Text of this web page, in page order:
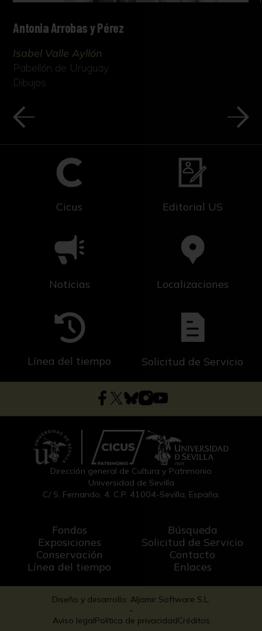
Antonia Arrobas y Pérez
Isabel Valle Ayllón
Pabellón de Uruguay
Dibujos
Cicus Editorial US
Noticias Localizaciones
Línea del tiempo Solicitud de Servicio
Dirección general de Cultura y Patrimonio
Universidad de Sevilla
C/ S. Fernando, 4, C.P. 41004-Sevilla, España.
Fondos
Exposiciones
Conservación
Línea del tiempo
Búsqueda
Solicitud de Servicio
Contacto
Enlaces
Diseño y desarrollo: Aljamir Software S.L.
-
Aviso legalPolítica de privacidadCréditos